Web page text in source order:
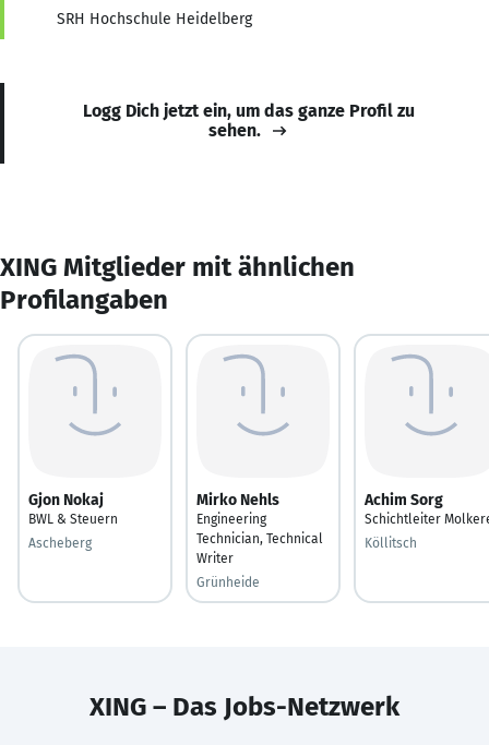
SRH Hochschule Heidelberg
Logg Dich jetzt ein, um das ganze Profil zu
sehen.
XING Mitglieder mit ähnlichen
Profilangaben
Gjon Nokaj
BWL & Steuern
Ascheberg
Mirko Nehls
Engineering
Technician, Technical
Writer
Grünheide
Achim Sorg
Schichtleiter
Köllitsch
XING – Das Jobs-Netzwerk